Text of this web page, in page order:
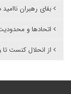
بقای رهبران
اتحادها و
از انحلال کنست تا